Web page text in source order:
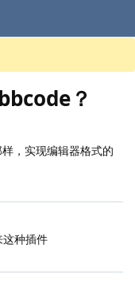
？
，实现编辑器格式的
种插件